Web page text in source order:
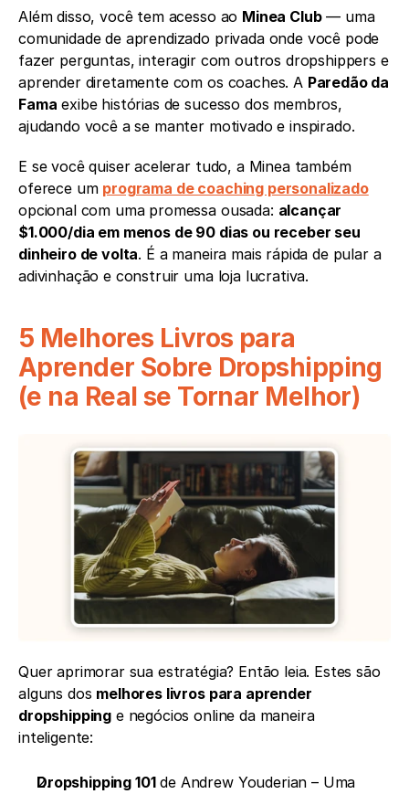
Além disso, você tem acesso ao Minea Club — uma
comunidade de aprendizado privada onde você pode
fazer perguntas, interagir com outros dropshippers e
aprender diretamente com os coaches. A Paredão da
Fama exibe histórias de sucesso dos membros,
ajudando você a se manter motivado e inspirado.
E se você quiser acelerar tudo, a Minea também
oferece um programa de coaching personalizado
opcional com uma promessa ousada: alcançar
$1.000/dia em menos de 90 dias ou receber seu
dinheiro de volta. É a maneira mais rápida de pular a
adivinhação e construir uma loja lucrativa.
5 Melhores Livros para
Aprender Sobre Dropshipping
(e na Real se Tornar Melhor)
Quer aprimorar sua estratégia? Então leia. Estes são
alguns dos melhores livros para aprender
dropshipping e negócios online da maneira
inteligente:
Dropshipping 101 de Andrew Youderian – Uma